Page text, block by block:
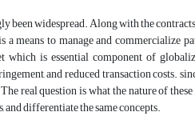
been widespread. Along with the
means to manage and commercialize
is essential component of
and reduced transaction costs.
real question is what the nature of
differentiate the same concepts.